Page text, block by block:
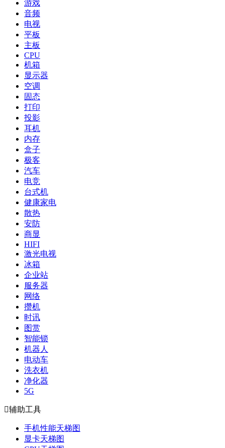
游戏
音频
电视
平板
主板
CPU
机箱
显示器
空调
固态
打印
投影
耳机
内存
盒子
极客
汽车
电竞
台式机
健康家电
散热
安防
商显
HIFI
激光电视
冰箱
企业站
服务器
网络
攒机
时讯
图赏
智能锁
机器人
电动车
洗衣机
净化器
5G
辅助工具
手机性能天梯图
显卡天梯图